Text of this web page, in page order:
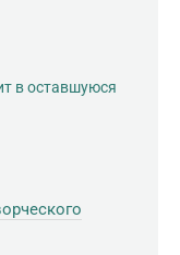
в оставшуюся